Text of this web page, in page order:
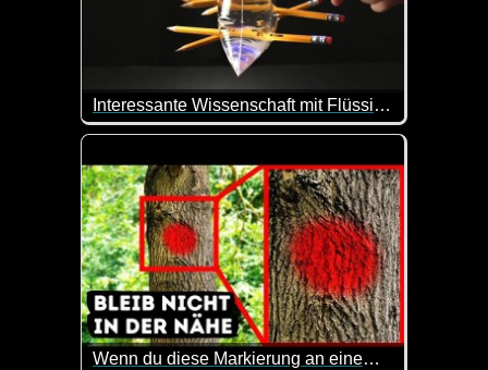
Interessante Wissenschaft mit Flüssigkeiten
Es macht einfach super viel Spaß, bei solchen
Wenn du diese Markierung an einem Baum siehst, parke dein Auto weiter weg